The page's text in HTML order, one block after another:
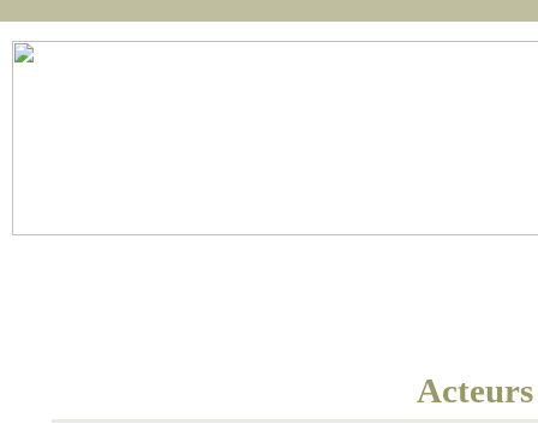
Acteurs